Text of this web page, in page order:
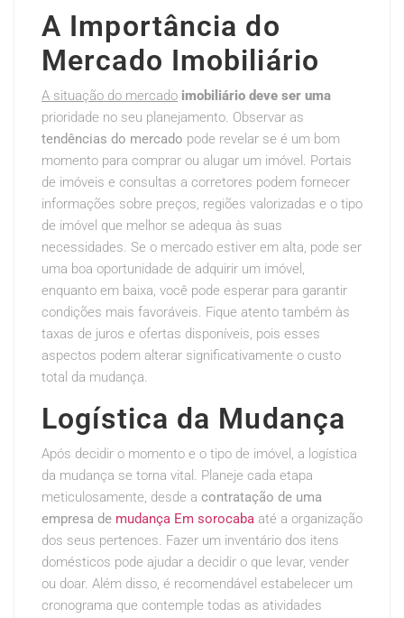
A Importância do
Mercado Imobiliário
A situação do mercado imobiliário deve ser uma
prioridade no seu planejamento. Observar as
tendências do mercado pode revelar se é um bom
momento para comprar ou alugar um imóvel. Portais
de imóveis e consultas a corretores podem fornecer
informações sobre preços, regiões valorizadas e o tipo
de imóvel que melhor se adequa às suas
necessidades. Se o mercado estiver em alta, pode ser
uma boa oportunidade de adquirir um imóvel,
enquanto em baixa, você pode esperar para garantir
condições mais favoráveis. Fique atento também às
taxas de juros e ofertas disponíveis, pois esses
aspectos podem alterar significativamente o custo
total da mudança.
Logística da Mudança
Após decidir o momento e o tipo de imóvel, a logística
da mudança se torna vital. Planeje cada etapa
meticulosamente, desde a contratação de uma
empresa de mudança Em sorocaba até a organização
dos seus pertences. Fazer um inventário dos itens
domésticos pode ajudar a decidir o que levar, vender
ou doar. Além disso, é recomendável estabelecer um
cronograma que contemple todas as atividades